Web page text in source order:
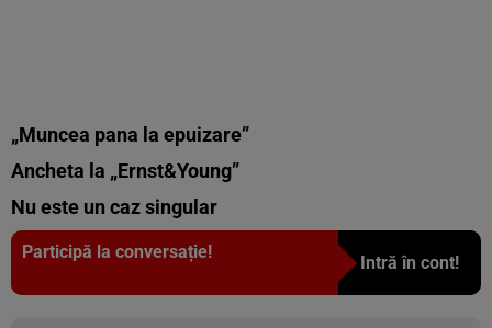
„Muncea pana la epuizare”
Ancheta la „Ernst&Young”
Nu este un caz singular
Participă la conversație!
Intră în cont!